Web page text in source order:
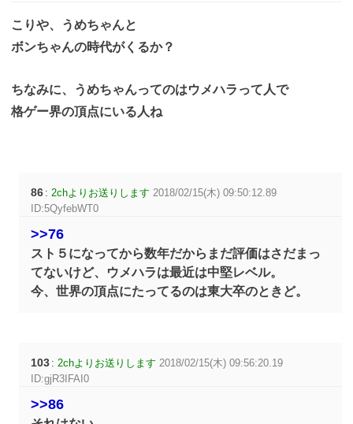
こりや、うめちゃんと
ボンちゃんの時代がくるか？
ちなみに、うめちゃんってのはウメハラって人で
格ゲー界の頂点にいる人ね
86 :2chよりお送りします 2018/02/15(木) 09:50:12.89
ID:5QyfebWT0
>>76
スト５になってから数年だからまだ評価はさだまっ
てないけど、ウメハラは最近は中堅レベル。
今、世界の頂点にたってるのは東大卒のときど。
103 :2chよりお送りします 2018/02/15(木) 09:56:20.19
ID:gjR3IFAI0
>>86